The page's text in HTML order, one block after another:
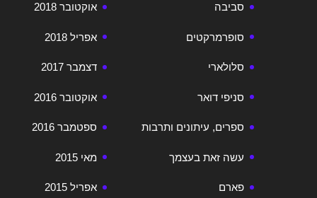
אוקטובר 2018
אפריל 2018
דצמבר 2017
אוקטובר 2016
ספטמבר 2016
מאי 2015
אפריל 2015
סביבה
סופרמרקטים
סלולארי
סניפי דואר
ספרים, עיתונים ותרבות
עשה זאת בעצמך
פארם